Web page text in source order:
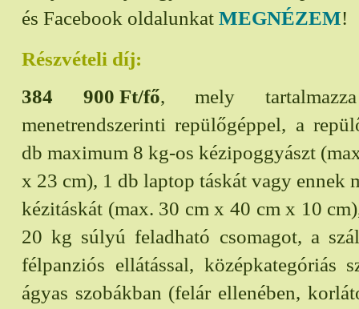
és Facebook oldalunkat MEGNÉZEM!
Részvételi díj:
384 900 Ft/fő, mely
menetrendszerinti repülőgéppel, a
db maximum 8 kg-os kézipoggyászt
x 23 cm), 1 db laptop táskát vagy ennek
kézitáskát (max. 30 cm x 40 cm x 10
20 kg súlyú feladható csomagot, a
félpanziós ellátással, középkategóriás
ágyas szobákban (felár ellenében,